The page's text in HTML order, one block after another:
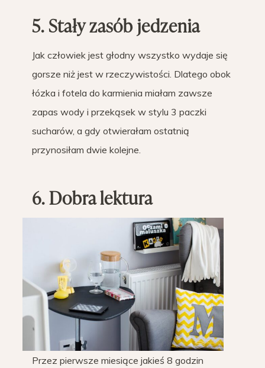
5. Stały zasób jedzenia
Jak człowiek jest głodny wszystko wydaje się
gorsze niż jest w rzeczywistości. Dlatego obok
łózka i fotela do karmienia miałam zawsze
zapas wody i przekąsek w stylu 3 paczki
sucharów, a gdy otwierałam ostatnią
przynosiłam dwie kolejne.
6. Dobra lektura
Przez pierwsze miesiące jakieś 8 godzin